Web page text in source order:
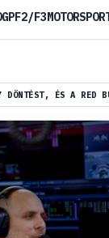
DÖNTÉST, ÉS A
F2/F3